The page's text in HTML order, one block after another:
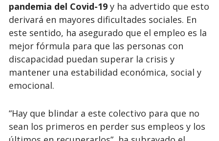
pandemia del Covid-19y ha advertido que esto
derivará en mayores dificultades sociales. En
este sentido, ha asegurado que el empleo es la
mejor fórmula para que las personas con
discapacidad puedan superar la crisis y
mantener una estabilidad económica, social y
emocional.
“Hay que blindar a este colectivo para que no
sean los primeros en perder sus empleos y los